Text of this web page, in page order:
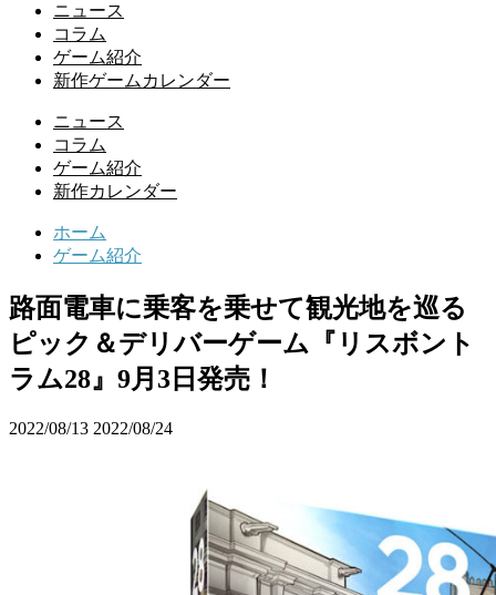
ニュース
コラム
ゲーム紹介
新作ゲームカレンダー
ニュース
コラム
ゲーム紹介
新作カレンダー
ホーム
ゲーム紹介
路面電車に乗客を乗せて観光地を巡る
ピック＆デリバーゲーム『リスボント
ラム28』9月3日発売！
2022/08/13 2022/08/24